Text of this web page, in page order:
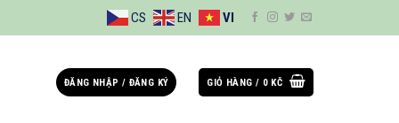
CS EN VI
ĐĂNG NHẬP / ĐĂNG KÝ GIỎ HÀNG / 0 KČ